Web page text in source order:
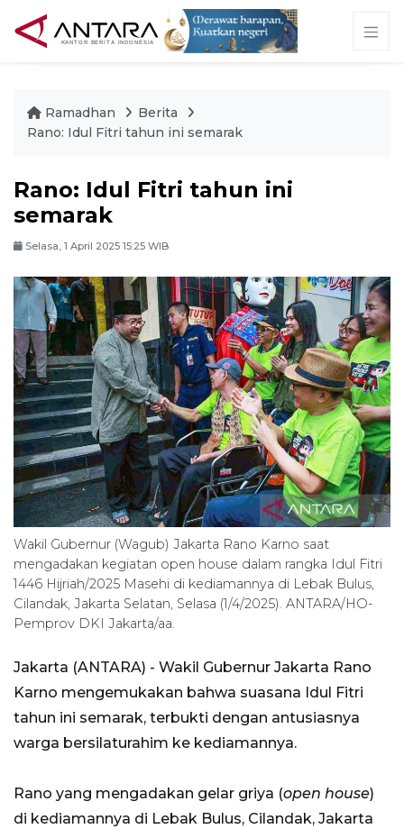
Ramadhan
Berita
Rano: Idul Fitri tahun ini semarak
Rano: Idul Fitri tahun ini
semarak
Selasa, 1 April 2025 15:25 WIB
Wakil Gubernur (Wagub) Jakarta Rano Karno saat
mengadakan kegiatan open house dalam rangka Idul Fitri
1446 Hijriah/2025 Masehi di kediamannya di Lebak Bulus,
Cilandak, Jakarta Selatan, Selasa (1/4/2025). ANTARA/HO-
Pemprov DKI Jakarta/aa.
Jakarta (ANTARA) - Wakil Gubernur Jakarta Rano
Karno mengemukakan bahwa suasana Idul Fitri
tahun ini semarak, terbukti dengan antusiasnya
warga bersilaturahim ke kediamannya.
Rano yang mengadakan gelar griya (open house)
di kediamannya di Lebak Bulus, Cilandak, Jakarta